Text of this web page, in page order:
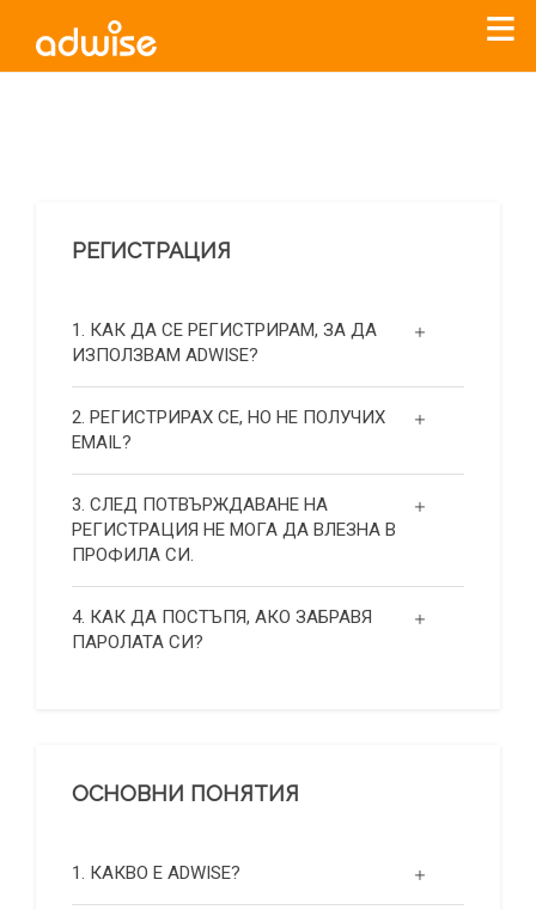
РЕГИСТРАЦИЯ
1. КАК ДА СЕ РЕГИСТРИРАМ, ЗА ДА
ИЗПОЛЗВАМ ADWISE?
2. РЕГИСТРИРАХ СЕ, НО НЕ ПОЛУЧИХ
EMAIL?
3. СЛЕД ПОТВЪРЖДАВАНЕ НА
РЕГИСТРАЦИЯ НЕ МОГА ДА ВЛЕЗНА В
ПРОФИЛА СИ.
4. КАК ДА ПОСТЪПЯ, АКО ЗАБРАВЯ
ПАРОЛАТА СИ?
ОСНОВНИ ПОНЯТИЯ
1. КАКВО Е ADWISE?